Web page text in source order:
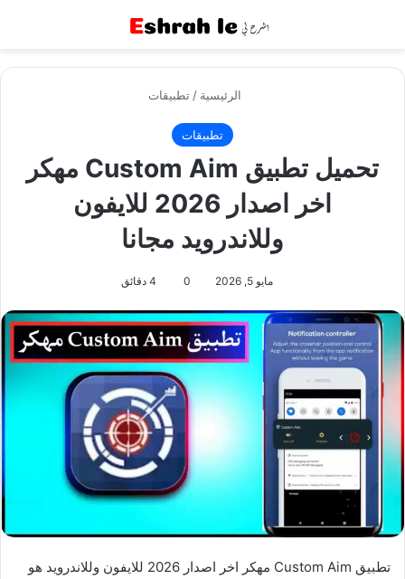
الرئيسية / تطبيقات
تطبيقات
تحميل تطبيق Custom Aim مهكر
اخر اصدار 2026 للايفون
وللاندرويد مجانا
مايو 5, 2026 0
تطبيق Custom Aim مهكر اخر اصدار 2026 للايفون وللاندرويد هو